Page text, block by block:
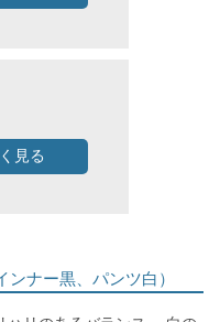
レス
見る
ナー黒、パンツ白）